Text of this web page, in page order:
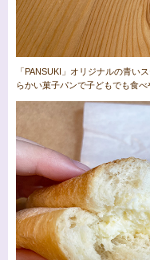
「PANSUKI」オリジナルの青い
らかい菓子パンで子どもでも食べ